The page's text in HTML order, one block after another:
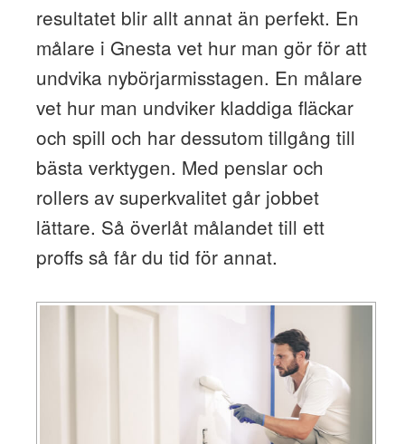
resultatet blir allt annat än perfekt. En
målare i Gnesta vet hur man gör för att
undvika nybörjarmisstagen. En målare
vet hur man undviker kladdiga fläckar
och spill och har dessutom tillgång till
bästa verktygen. Med penslar och
rollers av superkvalitet går jobbet
lättare. Så överlåt målandet till ett
proffs så får du tid för annat.